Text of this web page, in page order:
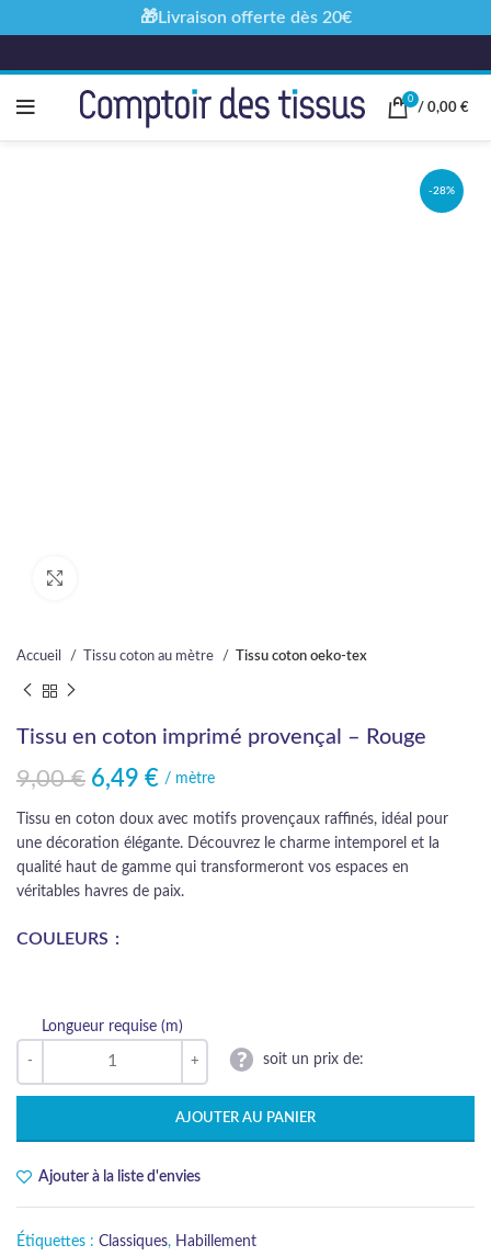
0
/ 0,00 €
-28%
Accueil Tissu coton au mètre Tissu coton oeko-tex
Tissu en coton imprimé provençal – Rouge
9,00€
Le prix initial était : 9,00 €.
6,49 €
Le prix actuel est : 6,49 €./ mètre
Tissu en coton doux avec motifs provençaux raffinés, idéal pour
une décoration élégante. Découvrez le charme intemporel et la
qualité haut de gamme qui transformeront vos espaces en
véritables havres de paix.
COULEURS
Longueur requise (m)
soit un prix de:
AJOUTER AU PANIER
Ajouter à la liste d'envies
Étiquettes : Classiques, Habillement
🎁Livraison offerte dès 20€